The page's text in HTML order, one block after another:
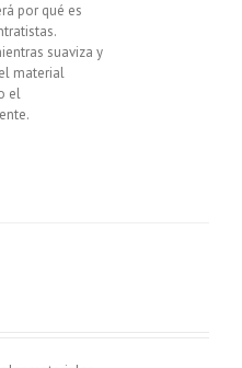
por qué es
suaviza y
material
el